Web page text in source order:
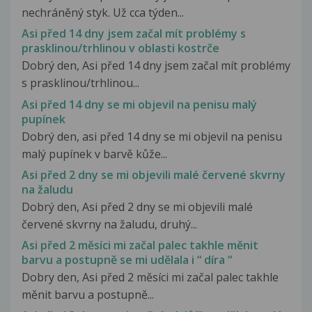
nechráněný styk. Už cca týden...
Asi před 14 dny jsem začal mít problémy s
prasklinou/trhlinou v oblasti kostrče
Dobrý den, Asi před 14 dny jsem začal mít problémy
s prasklinou/trhlinou...
Asi před 14 dny se mi objevil na penisu malý
pupínek
Dobrý den, asi před 14 dny se mi objevil na penisu
malý pupínek v barvě kůže...
Asi před 2 dny se mi objevili malé červené skvrny
na žaludu
Dobrý den, Asi před 2 dny se mi objevili malé
červené skvrny na žaludu, druhý...
Asi před 2 měsíci mi začal palec takhle měnit
barvu a postupně se mi udělala i “ díra “
Dobry den, Asi před 2 měsíci mi začal palec takhle
měnit barvu a postupně...